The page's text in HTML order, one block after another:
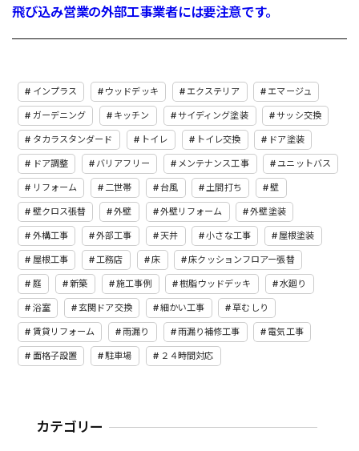
飛び込み営業の外部工事業者には要注意です。
インプラス ウッドデッキ エクステリア エマージュ
ガーデニング キッチン サイディング塗装 サッシ交換
タカラスタンダード トイレ トイレ交換 ドア塗装
ドア調整 バリアフリー メンテナンス工事 ユニットバス
リフォーム 二世帯 台風 土間打ち 壁
壁クロス張替 外壁 外壁リフォーム 外壁塗装
外構工事 外部工事 天井 小さな工事 屋根塗装
屋根工事 工務店 床 床クッションフロアー張替
庭 新築 施工事例 樹脂ウッドデッキ 水廻り
浴室 玄関ドア交換 細かい工事 草むしり
賃貸リフォーム 雨漏り 雨漏り補修工事 電気工事
面格子設置 駐車場 ２４時間対応
カテゴリー